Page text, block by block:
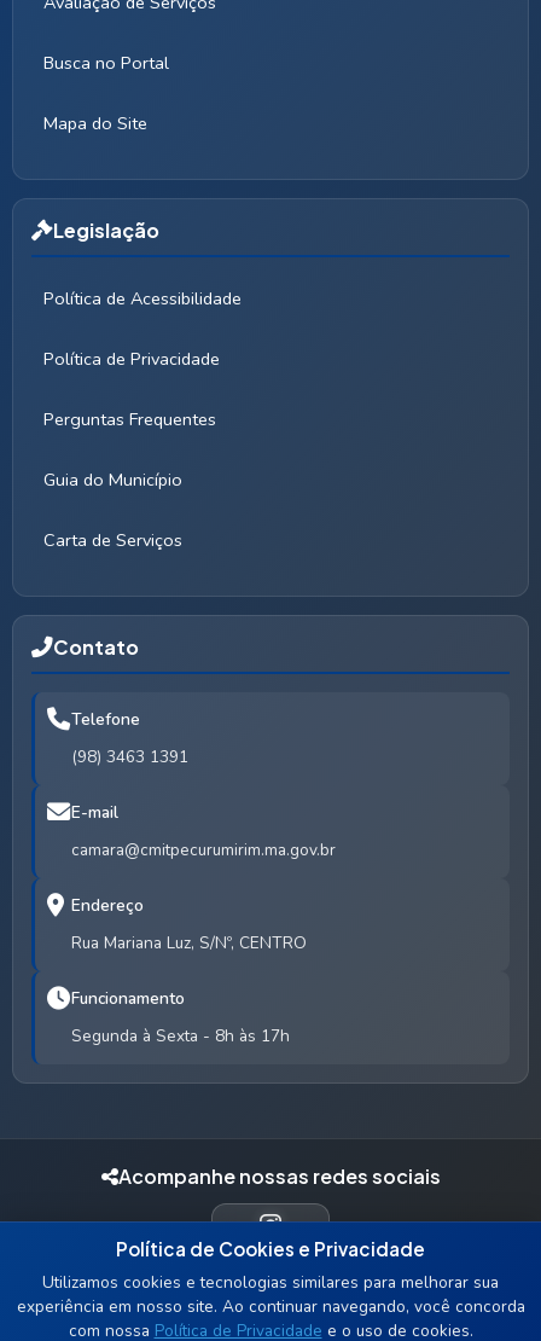
Política de Cookies e Privacidade
Utilizamos cookies e tecnologias similares para melhorar sua
experiência em nosso site. Ao continuar navegando, você concorda
com nossa Política de Privacidade e o uso de cookies.
Busca no Portal
Mapa do Site
Legislação
Política de Acessibilidade
Política de Privacidade
Perguntas Frequentes
Guia do Município
Carta de Serviços
Contato
Telefone
(98) 3463 1391
E-mail
camara@cmitpecurumirim.ma.gov.br
Endereço
Rua Mariana Luz, S/Nº, CENTRO
Funcionamento
Segunda à Sexta - 8h às 17h
Acompanhe nossas redes sociais
INSTAGRAM